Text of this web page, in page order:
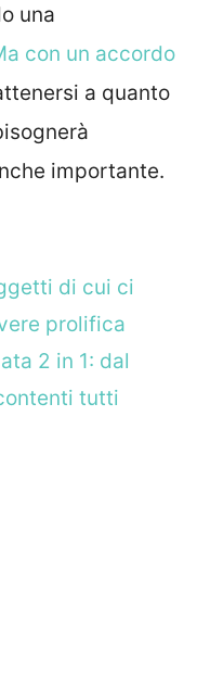
una
con un accordo
a quanto
importante.
di cui ci
prolifica
2 in 1: dal
tutti